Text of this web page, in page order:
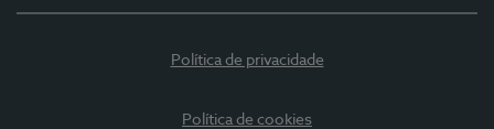
Política de privacidade
Política de cookies